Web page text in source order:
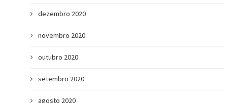
dezembro 2020
novembro 2020
outubro 2020
setembro 2020
agosto 2020